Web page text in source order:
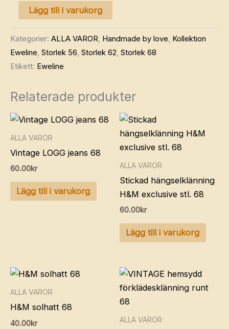
Handgjord
stickad
klänning
/
väst
56-
68
mängd
Lägg till i varukorg
Kategorier: ALLA VAROR, Handmade by love, Kollektion
Eweline, Storlek 56, Storlek 62, Storlek 68
Etikett: Eweline
Relaterade produkter
ALLA VAROR
Vintage LOGG jeans 68
60.00kr
Lägg till i varukorg
ALLA VAROR
Stickad hängselklänning
H&M exclusive stl. 68
60.00kr
Lägg till i varukorg
ALLA VAROR
H&M solhatt 68
40.00kr ALLA VAROR